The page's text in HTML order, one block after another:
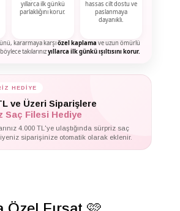
yıllarca ilk günkü
parlaklığını korur.
hassas cilt dostu ve
paslanmaya
dayanıklı.
kararmaya karşıözel kaplama ve uzun ömürlü
takılarınızyıllarca ilk günkü ışıltısını korur.
HEDİYE
ve Üzeri Siparişlere
Saç Filesi Hediye
4.000 TL'ye ulaştığında sürpriz saç
siparişinize otomatik olarak eklenir.